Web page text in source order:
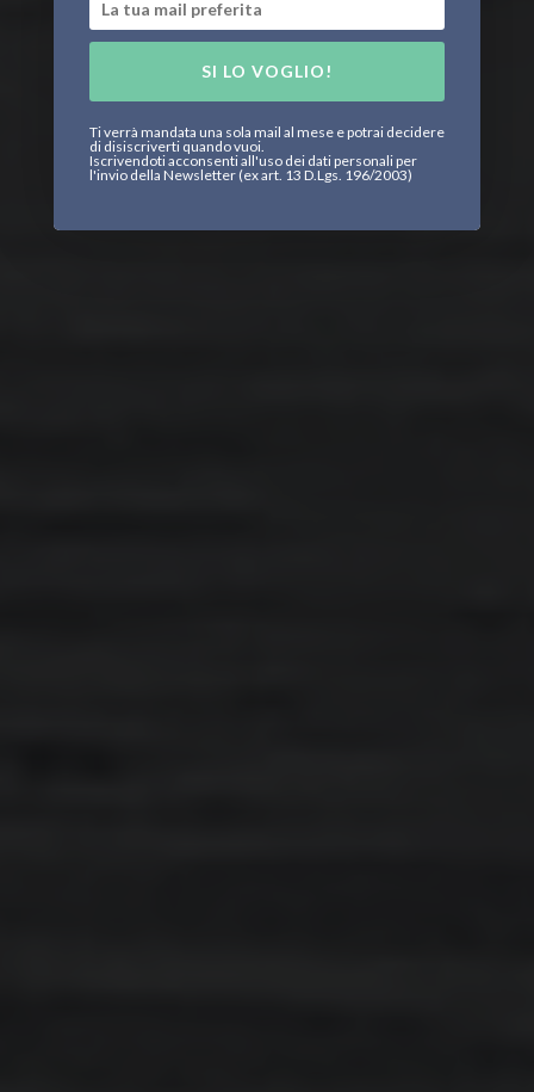
SI LO VOGLIO!
Ti verrà mandata una sola mail al mese e potrai decidere
di disiscriverti quando vuoi.
Iscrivendoti acconsenti all'uso dei dati personali per
l'invio della Newsletter (ex art. 13 D.Lgs. 196/2003)